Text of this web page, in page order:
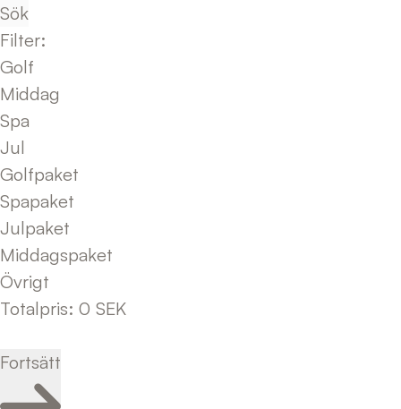
Sök
Filter:
Golf
Middag
Spa
Jul
Golfpaket
Spapaket
Julpaket
Middagspaket
Övrigt
Totalpris: 0 SEK
Fortsätt